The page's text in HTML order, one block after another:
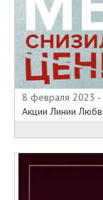
8 февраля 2023
Акции Линии